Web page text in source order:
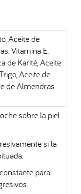
Aceite de
Vitamina E,
de Karité, Aceite
Aceite de
de Almendras
sobre la piel
si la
para